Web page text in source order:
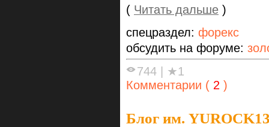
( Читать дальше )
спецраздел: форекс
обсудить на форуме:
744
★1
Комментарии ( 2 )
Блог им.